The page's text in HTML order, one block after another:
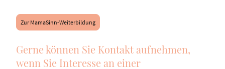
Zur MamaSinn-Weiterbildung
Gerne können Sie Kontakt aufnehmen,
wenn Sie Interesse an einer